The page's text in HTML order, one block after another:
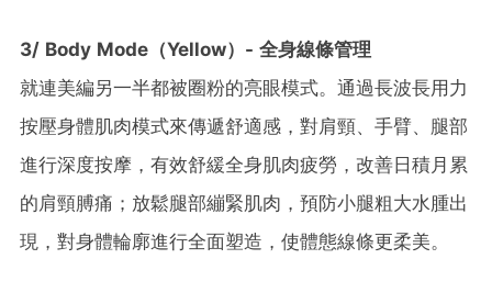
3/ Body Mode（Yellow）- 全身線條管理
就連美編另一半都被圈粉的亮眼模式。通過長波長用力
按壓身體肌肉模式來傳遞舒適感，對肩頸、手臂、腿部
進行深度按摩，有效舒緩全身肌肉疲勞，改善日積月累
的肩頸膊痛；放鬆腿部繃緊肌肉，預防小腿粗大水腫出
現，對身體輪廓進行全面塑造，使體態線條更柔美。